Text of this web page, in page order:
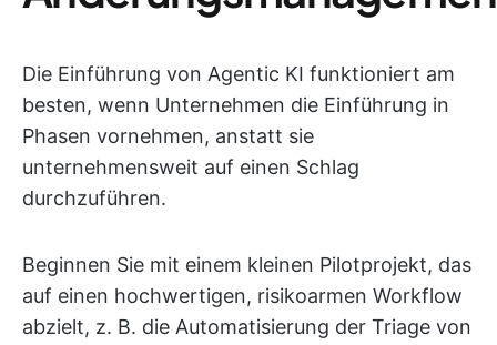
Die Einführung von Agentic KI funktioniert am
besten, wenn Unternehmen die Einführung in
Phasen vornehmen, anstatt sie
unternehmensweit auf einen Schlag
durchzuführen.
Beginnen Sie mit einem kleinen Pilotprojekt, das
auf einen hochwertigen, risikoarmen Workflow
abzielt, z. B. die Automatisierung der Triage von